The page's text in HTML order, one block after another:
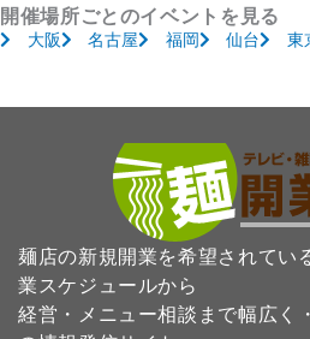
開催場所ごとのイベントを見る
大阪 名古屋 福岡 仙台 東
麺店の新規開業を希望されてい
業スケジュールから
経営・メニュー相談まで幅広く